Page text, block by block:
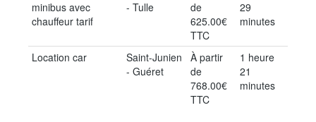
minibus avec
chauffeur tarif
- Tulle
de
625.00€
TTC
29
minutes
Location car
Saint-Junien
- Guéret
À partir
de
768.00€
TTC
1 heure
21
minutes